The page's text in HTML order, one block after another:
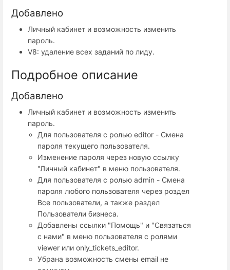
Добавлено
Личный кабинет и возможность изменить
пароль.
V8: удаление всех заданий по лиду.
Подробное описание
Добавлено
Личный кабинет и возможность изменить
пароль.
Для пользователя с ролью editor - Смена
пароля текущего пользователя.
Изменение пароля через новую ссылку
"Личный кабинет" в меню пользователя.
Для пользователя с ролью admin - Смена
пароля любого пользователя через роздел
Все пользователи, а также раздел
Пользователи бизнеса.
Добавлены ссылки "Помощь" и "Связаться
с нами" в меню пользователя с ролями
viewer или only_tickets_editor.
Убрана возможность смены email не